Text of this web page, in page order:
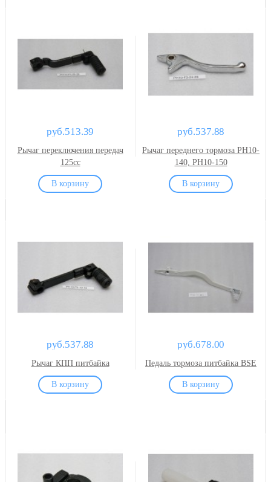
руб.513.39
Рычаг переключения передач
125сс
руб.537.88
Рычаг переднего тормоза PH10-
140, PH10-150
руб.537.88
Рычаг КПП питбайка
руб.678.00
Педаль тормоза питбайка BSE